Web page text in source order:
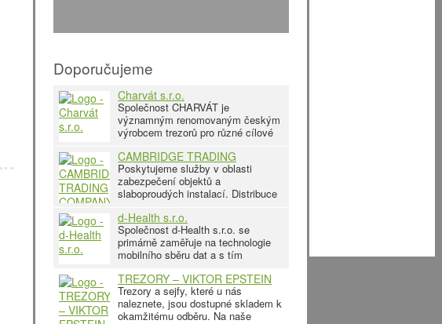
Doporučujeme
Charvát s.r.o.
Společnost CHARVÁT je
významným renomovaným českým
výrobcem trezorů pro různé cílové
mimo Českou republiku. Historie
činnosti společnost spadá do
CAMBRIDGE TRADING
COMPANY Kolín s.r.o.
Poskytujeme služby v oblasti
zabezpečení objektů a
slaboproudých instalací. Distribuce
dodávka, instalace, záruční a
pozáruční servis a revize v těchto
oblastech:
d-Health s.r.o.
Společnost d-Health s.r.o. se
primárně zaměřuje na technologie
mobilního sběru dat a s tím
infrastruktury, radiofrekvenčních
řešení, vývoje a
TREZORY – VIKTOR EPSTEIN
Trezory a sejfy, které u nás
naleznete, jsou dostupné skladem k
okamžitému odběru. Na naše